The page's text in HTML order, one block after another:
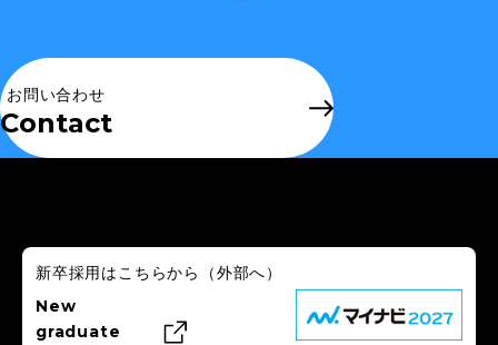
お問い合わせ
Contact
新卒採用はこちらから （外部へ）
New
graduate